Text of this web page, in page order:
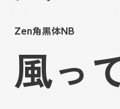
Zen角黑体NB
風っ